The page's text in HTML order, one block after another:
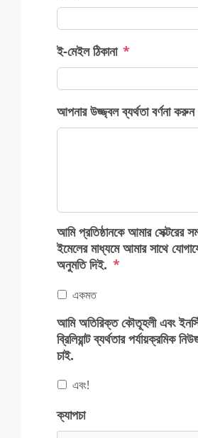
ই-মেইল ঠিকানা *
আপনার উজ্জ্বল ব্যর্থতা বর্ণনা করুন
আমি প্রতিষ্ঠানকে আমার সেক্টরের
ইমেলের মাধ্যমে আমার সাথে
অনুমতি দিই. *
একমত
আমি অতিরিক্ত কৌতূহলী এবং
ব্রিলিয়ান্ট ব্যর্থতার পর্যায়ক্রমিক
চাই.
এবং!
ক্যাপচা